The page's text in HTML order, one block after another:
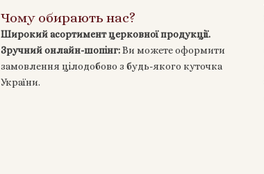
Чому обирають нас?
Широкий асортимент церковної продукції.
Зручний онлайн-шопінг:Ви можете оформити
замовлення цілодобово з будь-якого куточка
України.